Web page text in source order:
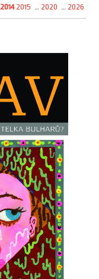
2014 2015 … 2020 … 2026